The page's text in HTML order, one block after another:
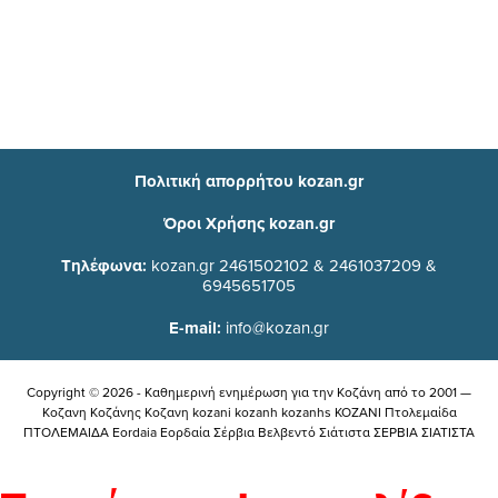
Πολιτική απορρήτου kozan.gr
Όροι Χρήσης kozan.gr
Τηλέφωνα: kozan.gr 2461502102 & 2461037209 &
6945651705
E-mail: info@kozan.gr
Copyright © 2026 - Καθημερινή ενημέρωση για την Kοζάνη από το 2001 —
Κοζανη Κοζάνης Κοζανη kozani kozanh kozanhs KOZANI Πτολεμαίδα
ΠΤΟΛΕΜΑΙΔΑ Eordaia Εορδαία Σέρβια Βελβεντό Σιάτιστα ΣΕΡΒΙΑ ΣΙΑΤΙΣΤΑ